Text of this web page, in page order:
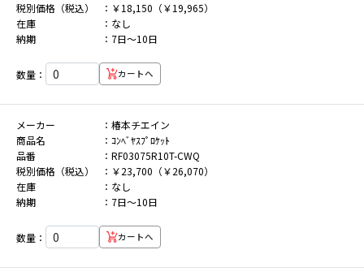
税別価格（税込）
￥18,150（￥19,965）
在庫
なし
納期
7日～10日
数量： カートへ
メーカー
椿本チエイン
商品名
ｺﾝﾍﾞﾔｽﾌﾟﾛｹｯﾄ
品番
RF03075R10T-CWQ
税別価格（税込）
￥23,700（￥26,070）
在庫
なし
納期
7日～10日
数量： カートへ